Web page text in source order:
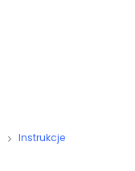
Instrukcje